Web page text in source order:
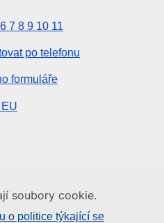
soubory cookie.
o politice týkající se
7 8 9 10 11
po telefonu
formuláře
EU v sociálních